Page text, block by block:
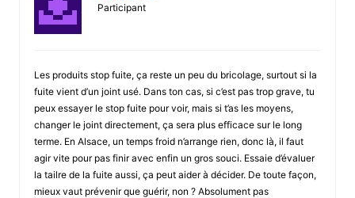
Participant
Les produits stop fuite, ça reste un peu du bricolage, surtout si la
fuite vient d’un joint usé. Dans ton cas, si c’est pas trop grave, tu
peux essayer le stop fuite pour voir, mais si t’as les moyens,
changer le joint directement, ça sera plus efficace sur le long
terme. En Alsace, un temps froid n’arrange rien, donc là, il faut
agir vite pour pas finir avec enfin un gros souci. Essaie d’évaluer
la tailre de la fuite aussi, ça peut aider à décider. De toute façon,
mieux vaut prévenir que guérir, non ? Absolument pas